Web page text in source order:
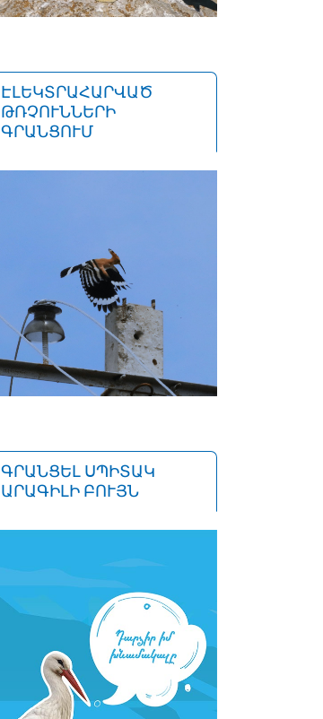
ԷԼԵԿՏՐԱՀԱՐՎԱԾ
ԹՌՉՈՒՆՆԵՐԻ
ԳՐԱՆՑՈՒՄ
ԳՐԱՆՑԵԼ ՍՊԻՏԱԿ
ԱՐԱԳԻԼԻ ԲՈՒՅՆ